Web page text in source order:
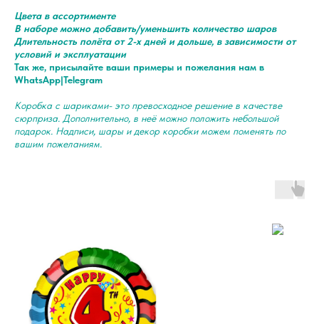
Цвета в ассортименте
В наборе можно добавить/уменьшить количество шаров
Длительность полёта от 2-х дней и дольше, в зависимости от
условий и эксплуатации
Так же, присылайте ваши примеры и пожелания нам в
WhatsApp|Telegram
Коробка с шариками- это превосходное решение в качестве
сюрприза. Дополнительно, в неё можно положить небольшой
подарок. Надписи, шары и декор коробки можем поменять по
вашим пожеланиям.